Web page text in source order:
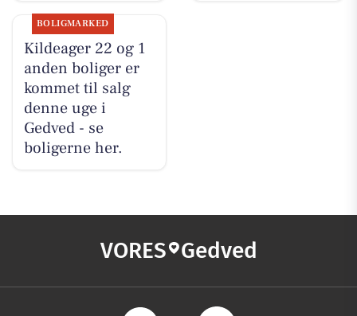
BOLIGMARKED
Kildeager 22 og 1
anden boliger er
kommet til salg
denne uge i
Gedved - se
boligerne her.
VORES Gedved